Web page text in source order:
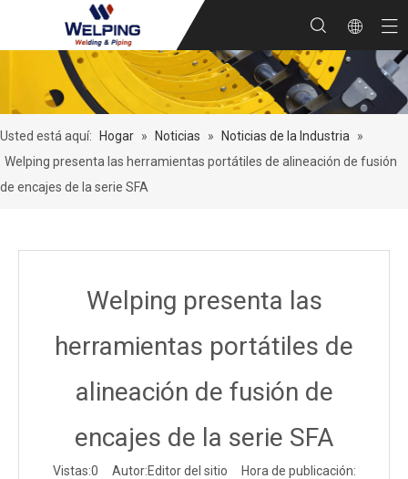
Usted está aquí: Hogar » Noticias » Noticias de la Industria
»
Welping presenta las herramientas portátiles de alineación de fusión
de encajes de la serie SFA
Welping presenta las
herramientas portátiles de
alineación de fusión de
encajes de la serie SFA
Vistas:0 Autor:Editor del sitio Hora de publicación: